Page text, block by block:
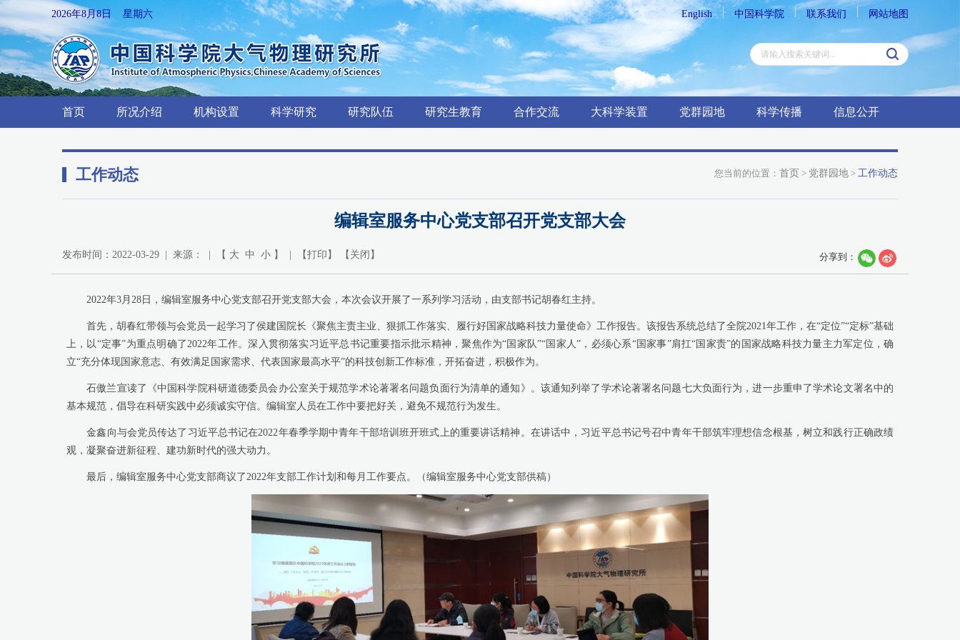
2026年8月8日 星期六 English 中国科学院 联系我们 网站地图
首页 所况介绍 机构设置 科学研究 研究队伍 研究生教育 合作交流 大科学装置 党群园地 科学传播 信息公开
工作动态 您当前的位置： 首页 > 党群园地 > 工作动态
编辑室服务中心党支部召开党支部大会
发布时间：2022-03-29 | 来源： | 【 大 中 小 】 | 【打印 】 【 关闭 】 分享到：
2022年3月28日，编辑室服务中心党支部召开党支部大会，本次会议开展了一系列学习活动，由支部书记胡春红主持。
首先，胡春红带领与会党员一起学习了侯建国院长《聚焦主责主业、狠抓工作落实、履行好国家战略科技力量使命》工作报告。该报告系统总结了全院2021年工作，在“定位”“定标”基础
上，以“定事”为重点明确了2022年工作。深入贯彻落实习近平总书记重要指示批示精神，聚焦作为“国家队”“国家人”，必须心系“国家事”肩扛“国家责”的国家战略科技力量主力军定位，确
立“充分体现国家意志、有效满足国家需求、代表国家最高水平”的科技创新工作标准，开拓奋进，积极作为。
石傲兰宣读了《中国科学院科研道德委员会办公室关于规范学术论著署名问题负面行为清单的通知》。该通知列举了学术论著署名问题七大负面行为，进一步重申了学术论文署名中的
基本规范，倡导在科研实践中必须诚实守信。编辑室人员在工作中要把好关，避免不规范行为发生。
金鑫向与会党员传达了习近平总书记在2022年春季学期中青年干部培训班开班式上的重要讲话精神。在讲话中，习近平总书记号召中青年干部筑牢理想信念根基，树立和践行正确政绩
观，凝聚奋进新征程、建功新时代的强大动力。
最后，编辑室服务中心党支部商议了2022年支部工作计划和每月工作要点。（编辑室服务中心党支部供稿）